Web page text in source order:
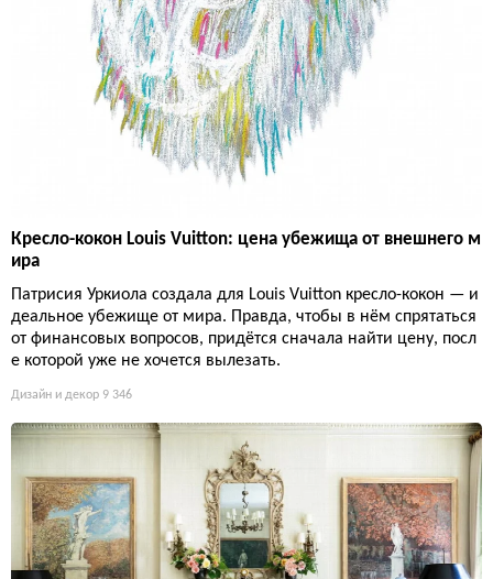
Кресло-кокон Louis Vuitton: цена убежища от внешнего м
ира
Патрисия Уркиола создала для Louis Vuitton кресло-кокон — и
деальное убежище от мира. Правда, чтобы в нём спрятаться
от финансовых вопросов, придётся сначала найти цену, посл
е которой уже не хочется вылезать.
Дизайн и декор 9 346